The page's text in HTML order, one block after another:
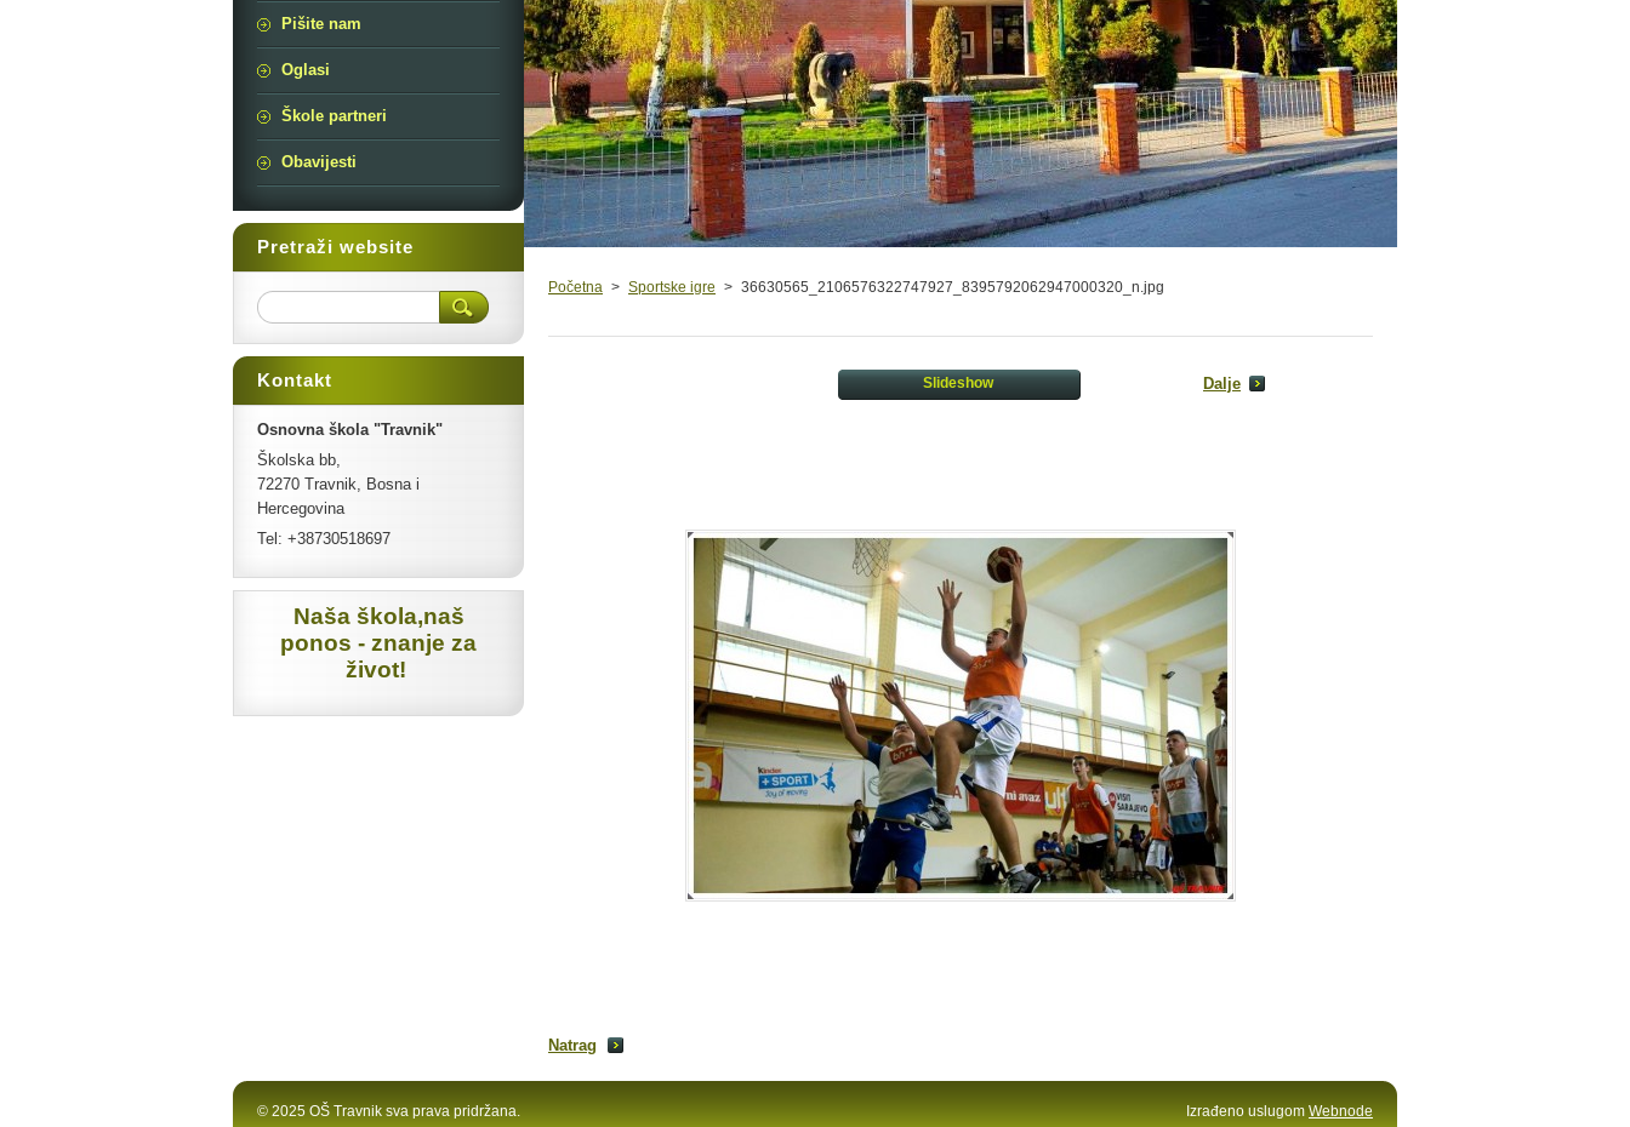
Početna > Sportske igre > 36630565_2106576322747927_8395792062947000320_n.jpg
Slideshow Dalje
Natrag
Pišite nam
Oglasi
Škole partneri
Obavijesti
Pretraži website
Kontakt
Osnovna škola "Travnik"
Školska bb,
72270 Travnik, Bosna i
Hercegovina
Tel: +38730518697
Naša škola,naš
ponos - znanje za
život!
© 2025 OŠ Travnik sva prava pridržana. Izrađeno uslugom Webnode